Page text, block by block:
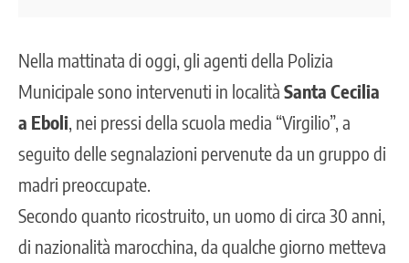
Nella mattinata di oggi, gli agenti della Polizia
Municipale sono intervenuti in località Santa Cecilia
a Eboli , nei pressi della scuola media “Virgilio”, a
seguito delle segnalazioni pervenute da un gruppo di
madri preoccupate.
Secondo quanto ricostruito, un uomo di circa 30 anni,
di nazionalità marocchina, da qualche giorno metteva